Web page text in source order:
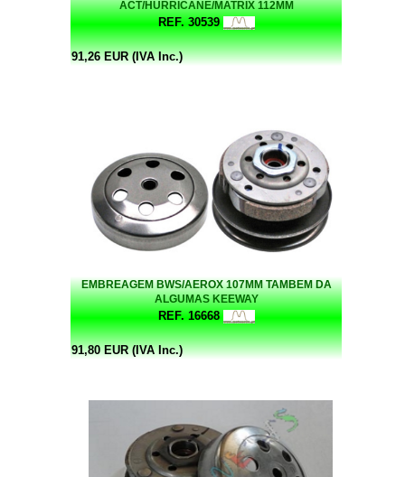
ACT/HURRICANE/MATRIX 112MM
REF. 30539
91,26 EUR (IVA Inc.)
EMBREAGEM BWS/AEROX 107MM TAMBEM DA
ALGUMAS KEEWAY
REF. 16668
91,80 EUR (IVA Inc.)